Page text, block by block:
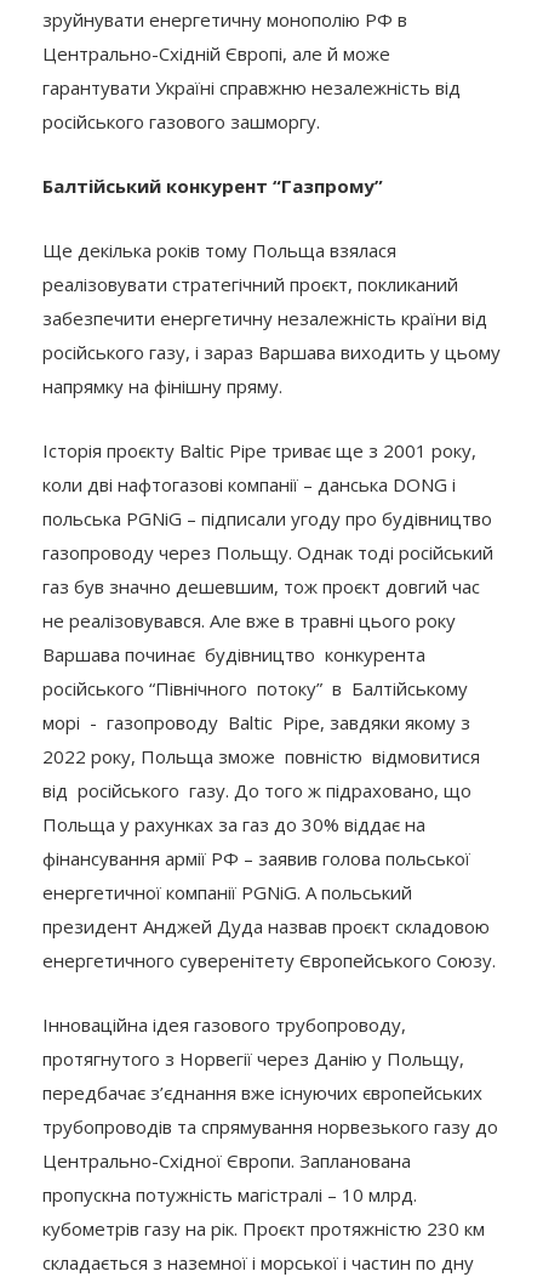
зруйнувати енергетичну монополію РФ в
Центрально-Східній Європі, але й може
гарантувати Україні справжню незалежність від
російського газового зашморгу.
Балтійський конкурент “Газпрому”
Ще декілька років тому Польща взялася
реалізовувати стратегічний проєкт, покликаний
забезпечити енергетичну незалежність країни від
російського газу, і зараз Варшава виходить у цьому
напрямку на фінішну пряму.
Історія проєкту Baltic Pipe триває ще з 2001 року,
коли дві нафтогазові компанії – данська DONG і
польська PGNiG – підписали угоду про будівництво
газопроводу через Польщу. Однак тоді російський
газ був значно дешевшим, тож проєкт довгий час
не реалізовувався. Але вже в травні цього року
Варшава починає будівництво конкурента
російського “Північного потоку” в Балтійському
морі - газопроводу Baltic Pipe, завдяки якому з
2022 року, Польща зможе повністю відмовитися
від російського газу. До того ж підраховано, що
Польща у рахунках за газ до 30% віддає на
фінансування армії РФ – заявив голова польської
енергетичної компанії PGNiG. А польський
президент Анджей Дуда назвав проєкт складовою
енергетичного суверенітету Європейського Союзу.
Інноваційна ідея газового трубопроводу,
протягнутого з Норвегії через Данію у Польщу,
передбачає з’єднання вже існуючих європейських
трубопроводів та спрямування норвезького газу до
Центрально-Східної Європи. Запланована
пропускна потужність магістралі – 10 млрд.
кубометрів газу на рік. Проєкт протяжністю 230 км
складається з наземної і морської і частин по дну